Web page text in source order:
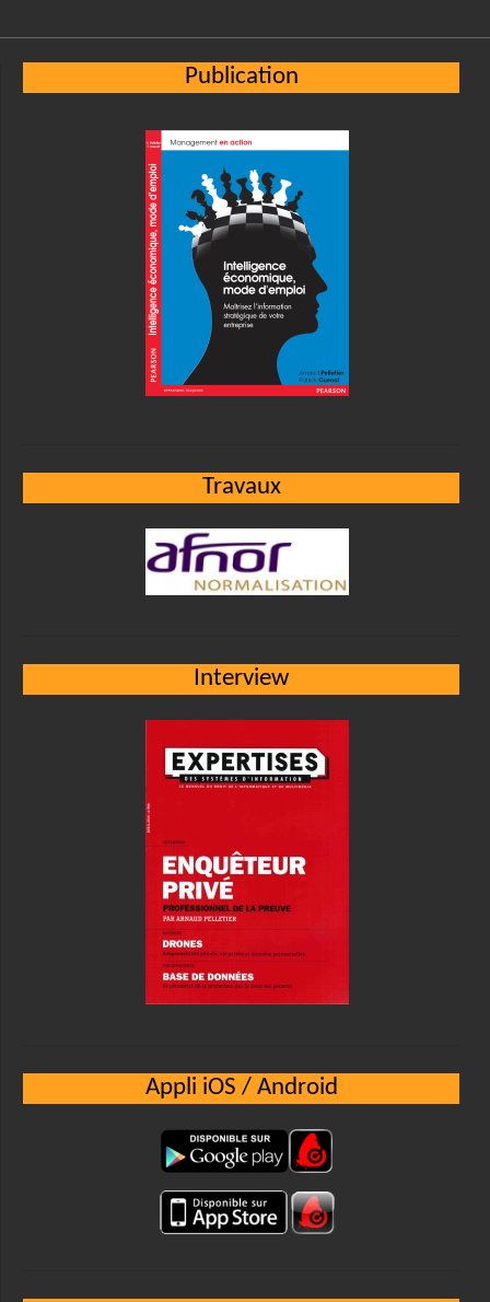
Publication
Travaux
Interview
Appli iOS / Android